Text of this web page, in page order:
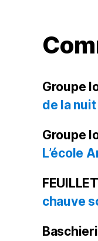
Groupe
de la
Groupe
L’école
chauve
Baschieri